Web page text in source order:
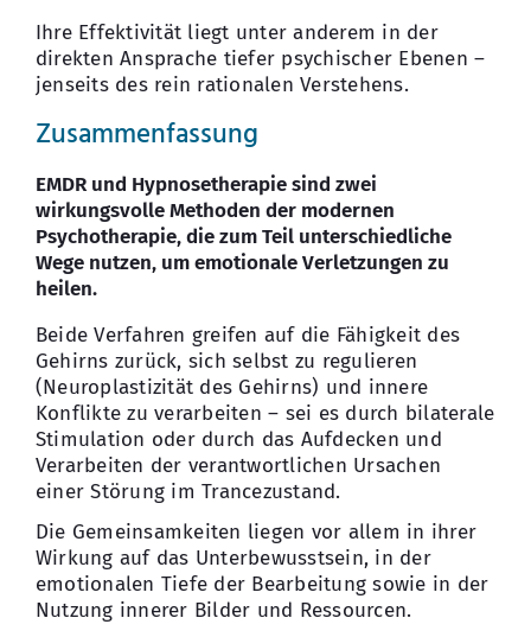
Ihre Effektivität liegt unter anderem in der
direkten Ansprache tiefer psychischer Ebenen –
jenseits des rein rationalen Verstehens.
Zusammenfassung
EMDR und Hypnosetherapie sind zwei
wirkungsvolle Methoden der modernen
Psychotherapie, die zum Teil unterschiedliche
Wege nutzen, um emotionale Verletzungen zu
heilen.
Beide Verfahren greifen auf die Fähigkeit des
Gehirns zurück, sich selbst zu regulieren
(Neuroplastizität des Gehirns) und innere
Konflikte zu verarbeiten – sei es durch bilaterale
Stimulation oder durch das Aufdecken und
Verarbeiten der verantwortlichen Ursachen
einer Störung im Trancezustand.
Die Gemeinsamkeiten liegen vor allem in ihrer
Wirkung auf das Unterbewusstsein, in der
emotionalen Tiefe der Bearbeitung sowie in der
Nutzung innerer Bilder und Ressourcen.